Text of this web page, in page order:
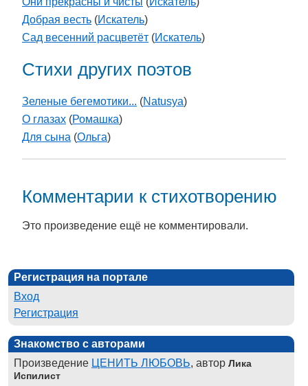
Добрая весть (Искатель)
Сад весенний расцветёт (Искатель)
Стихи других поэтов
Зеленые бегемотики... (Natusya)
О глазах (Ромашка)
Для сына (Ольга)
Комментарии к стихотворению
Это произведение ещё не комментировали.
Регистрация на портале
Вход
Регистрация
Знакомство с авторами
Произведение ЦЕНИТЬ ЛЮБОВЬ, автор Лика
Испилист